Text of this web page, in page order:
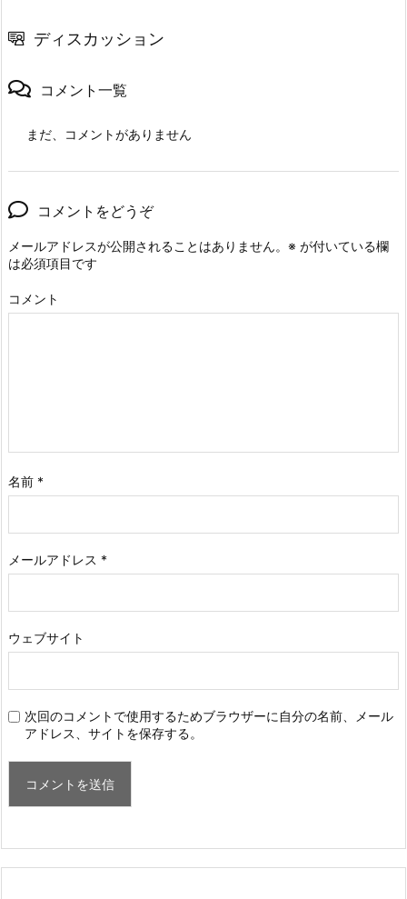
ディスカッション
コメント一覧
まだ、コメントがありません
コメントをどうぞ
メールアドレスが公開されることはありません。 ※ が付いている欄
は必須項目です
コメント
名前 *
メールアドレス *
ウェブサイト
次回のコメントで使用するためブラウザーに自分の名前、メール
アドレス、サイトを保存する。